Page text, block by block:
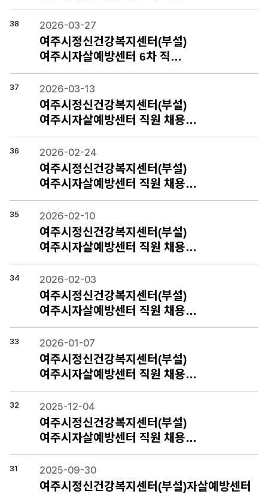
38
여주시정신건강복지센터(부설)
여주시자살예방센터 6차 직…
2026-03-27
37
여주시정신건강복지센터(부설)
여주시자살예방센터 직원 채용…
2026-03-13
36
여주시정신건강복지센터(부설)
여주시자살예방센터 직원 채용…
2026-02-24
35
여주시정신건강복지센터(부설)
여주시자살예방센터 직원 채용…
2026-02-10
34
여주시정신건강복지센터(부설)
여주시자살예방센터 직원 채용…
2026-02-03
33
여주시정신건강복지센터(부설)
여주시자살예방센터 직원 채용…
2026-01-07
32
여주시정신건강복지센터(부설)
여주시자살예방센터 직원 채용…
2025-12-04
31
여주시정신건강복지센터(부설)자살예방센터
2025-09-30